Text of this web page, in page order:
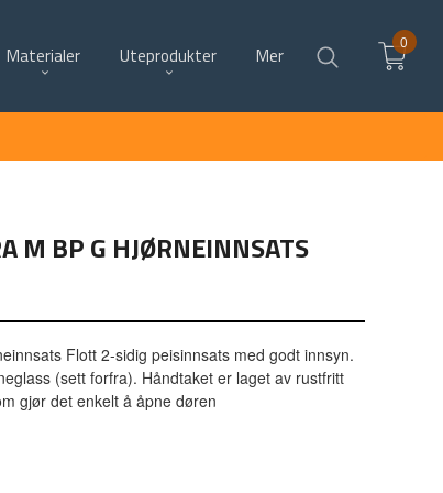
Materialer Uteprodukter Mer
0
M BP G HJØRNEINNSATS
Flott 2-sidig peisinnsats med godt innsyn.
(sett forfra). Håndtaket er laget av rustfritt
gjør det enkelt å åpne døren